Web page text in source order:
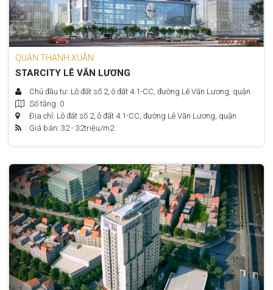
QUẬN THANH XUÂN
STARCITY LÊ VĂN LƯƠNG
Chủ đầu tư: Lô đất số 2, ô đất 4.1-CC, đường Lê Văn Lương, quận
Thanh Xuân, Hà Nội
Số tầng: 0
Địa chỉ: Lô đất số 2, ô đất 4.1-CC, đường Lê Văn Lương, quận
Thanh Xuân, Hà Nội
Giá bán: 32 - 32triệu/m2